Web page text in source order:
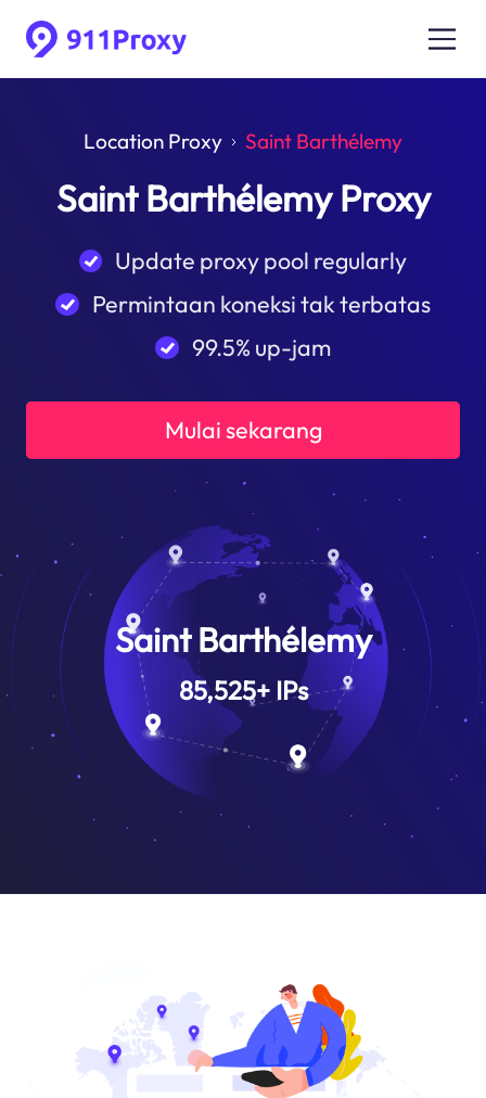
Location Proxy Saint Barthélemy
Saint Barthélemy Proxy
Update proxy pool regularly
Permintaan koneksi tak terbatas
99.5% up-jam
Mulai sekarang
Saint Barthélemy
85,525+IPs